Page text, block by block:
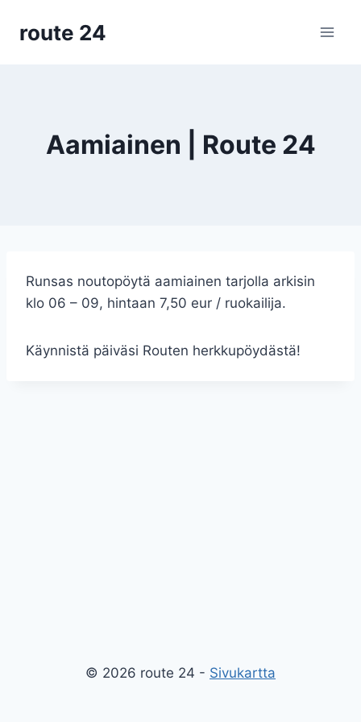
sisältöön
route 24
Aamiainen | Route 24
Runsas noutopöytä aamiainen tarjolla arkisin
klo 06 – 09, hintaan 7,50 eur / ruokailija.
Käynnistä päiväsi Routen herkkupöydästä!
© 2026 route 24 - Sivukartta